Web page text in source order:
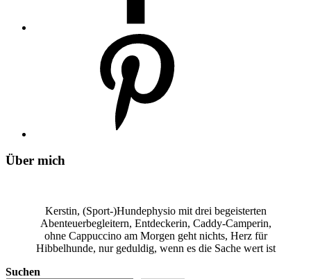
Über mich
Kerstin, (Sport-)Hundephysio mit drei begeisterten
Abenteuerbegleitern, Entdeckerin, Caddy-Camperin,
ohne Cappuccino am Morgen geht nichts, Herz für
Hibbelhunde, nur geduldig, wenn es die Sache wert ist
Suchen